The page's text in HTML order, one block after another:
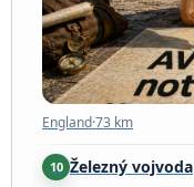
England·73 km
10 Železný vojvoda